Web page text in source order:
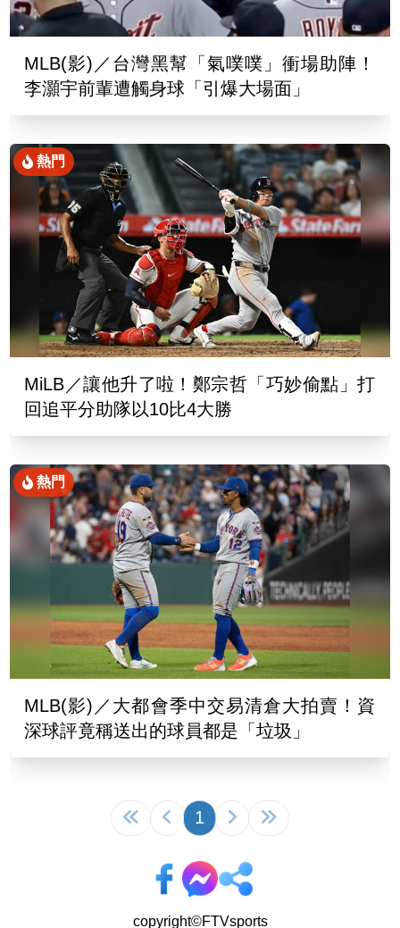
MLB(影)／台灣黑幫「氣噗噗」衝場助陣！
李灝宇前輩遭觸身球「引爆大場面」
熱門
MiLB／讓他升了啦！鄭宗哲「巧妙偷點」打
回追平分助隊以10比4大勝
熱門
MLB(影)／大都會季中交易清倉大拍賣！資
深球評竟稱送出的球員都是「垃圾」
1
copyright©FTVsports